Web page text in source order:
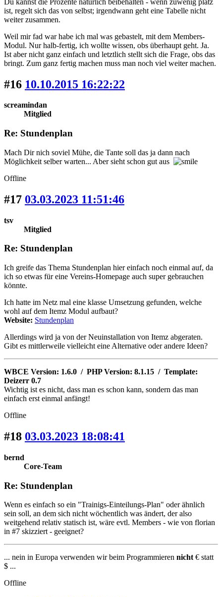
ist, regelt sich das von selbst; irgendwann geht eine Tabelle nicht
weiter zusammen.
Weil mir fad war habe ich mal was gebastelt, mit dem Members-
Modul. Nur halb-fertig, ich wollte wissen, obs überhaupt geht. Ja.
Ist aber nicht ganz einfach und letztlich stellt sich die Frage, obs das
bringt. Zum ganz fertig machen muss man noch viel weiter machen.
#16 10.10.2015 16:22:22
screamindan
Mitglied
Re: Stundenplan
Mach Dir nich soviel Mühe, die Tante soll das ja dann nach
Möglichkeit selber warten... Aber sieht schon gut aus
Offline
#17 03.03.2023 11:51:46
tsv
Mitglied
Re: Stundenplan
Ich greife das Thema Stundenplan hier einfach noch einmal auf, da
ich so etwas für eine Vereins-Homepage auch super gebrauchen
könnte.
Ich hatte im Netz mal eine klasse Umsetzung gefunden, welche
wohl auf dem Itemz Modul aufbaut?
Website: Stundenplan
Allerdings wird ja von der Neuinstallation von Itemz abgeraten.
Gibt es mittlerweile vielleicht eine Alternative oder andere Ideen?
WBCE Version: 1.6.0 / PHP Version: 8.1.15 / Template:
Deizerr 0.7
Wichtig ist es nicht, dass man es schon kann, sondern das man
einfach erst einmal anfängt!
Offline
#18 03.03.2023 18:08:41
bernd
Core-Team
Re: Stundenplan
Wenn es einfach so ein "Trainigs-Einteilungs-Plan" oder ähnlich
sein soll, an dem sich nicht wöchentlich was ändert, der also
weitgehend relativ statisch ist, wäre evtl. Members - wie von florian
in #7 skizziert - geeignet?
... nein in Europa verwenden wir beim Programmieren nicht € statt
$ ...
Offline